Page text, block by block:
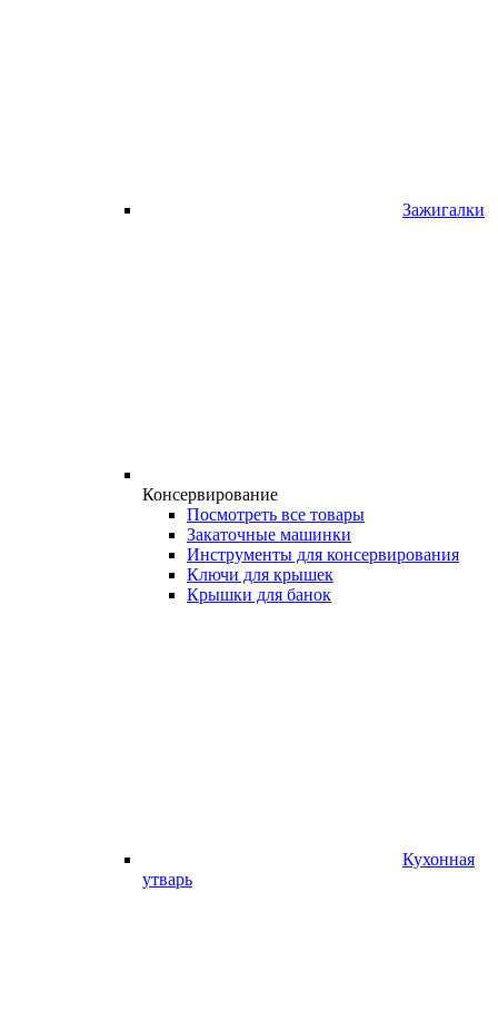
Зажигалки
Консервирование
Посмотреть все товары
Закаточные машинки
Инструменты для консервирования
Ключи для крышек
Крышки для банок
Кухонная
утварь